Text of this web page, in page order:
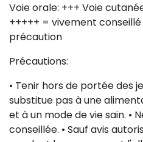
Voie orale: +++ Voie
+++++ = vivement
précaution
Précautions:
• Tenir hors de portée des
substitue pas à une
et à un mode de vie sain. •
conseillée. • Sauf avis